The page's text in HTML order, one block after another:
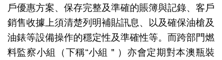
戶優惠方案、保存完整及準確的賬簿與記錄、客戶
銷售收據上須清楚列明補貼訊息、以及確保油槍及
油錶等設備操作的穩定性及準確性等。而跨部門燃
料監察小組（下稱“小組＂）亦會定期對本澳瓶裝